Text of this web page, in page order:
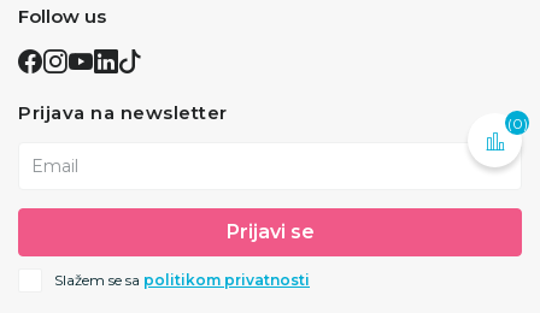
(0)
Follow us
Prijava na newsletter
Email
Prijavi se
Slažem se sa politikom privatnosti